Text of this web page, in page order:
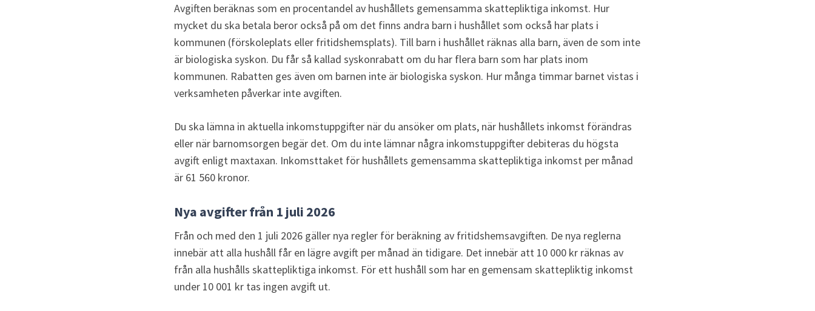
Avgiften beräknas som en procentandel av hushållets gemensamma skattepliktiga inkomst. Hur
mycket du ska betala beror också på om det finns andra barn i hushållet som också har plats i
kommunen (förskoleplats eller fritidshemsplats). Till barn i hushållet räknas alla barn, även de som inte
är biologiska syskon. Du får så kallad syskonrabatt om du har flera barn som har plats inom
kommunen. Rabatten ges även om barnen inte är biologiska syskon. Hur många timmar barnet vistas i
verksamheten påverkar inte avgiften.
Du ska lämna in aktuella inkomstuppgifter när du ansöker om plats, när hushållets inkomst förändras
eller när barnomsorgen begär det. Om du inte lämnar några inkomstuppgifter debiteras du högsta
avgift enligt maxtaxan. Inkomsttaket för hushållets gemensamma skattepliktiga inkomst per månad
är 61 560 kronor.
Nya avgifter från 1 juli 2026
Från och med den 1 juli 2026 gäller nya regler för beräkning av fritidshemsavgiften. De nya reglerna
innebär att alla hushåll får en lägre avgift per månad än tidigare. Det innebär att 10 000 kr räknas av
från alla hushålls skattepliktiga inkomst. För ett hushåll som har en gemensam skattepliktig inkomst
under 10 001 kr tas ingen avgift ut.